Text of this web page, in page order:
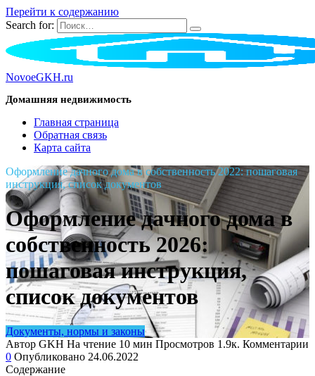
Перейти к содержанию
Search for:
NovoeGKH.ru
Домашняя недвижимость
Главная страница
Обратная связь
Карта сайта
Оформление дачного дома в собственность 2022: пошаговая
инструкция, список документов
Оформление дачного дома в
собственность 2026:
пошаговая инструкция,
список документов
Документы, нормы и законы
Автор GKH На чтение 10 мин Просмотров 1.9к. Комментарии
0 Опубликовано 24.06.2022
Содержание